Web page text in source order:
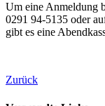
Um eine Anmeldung
0291 94-5135 oder
gibt es eine
Zurück